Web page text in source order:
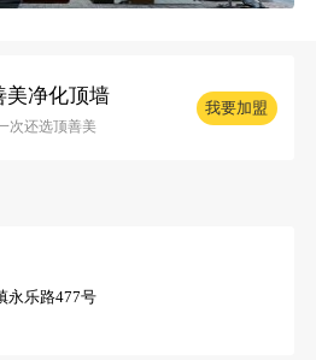
美净化顶墙
次还选顶善美
我要加盟
永乐路477号